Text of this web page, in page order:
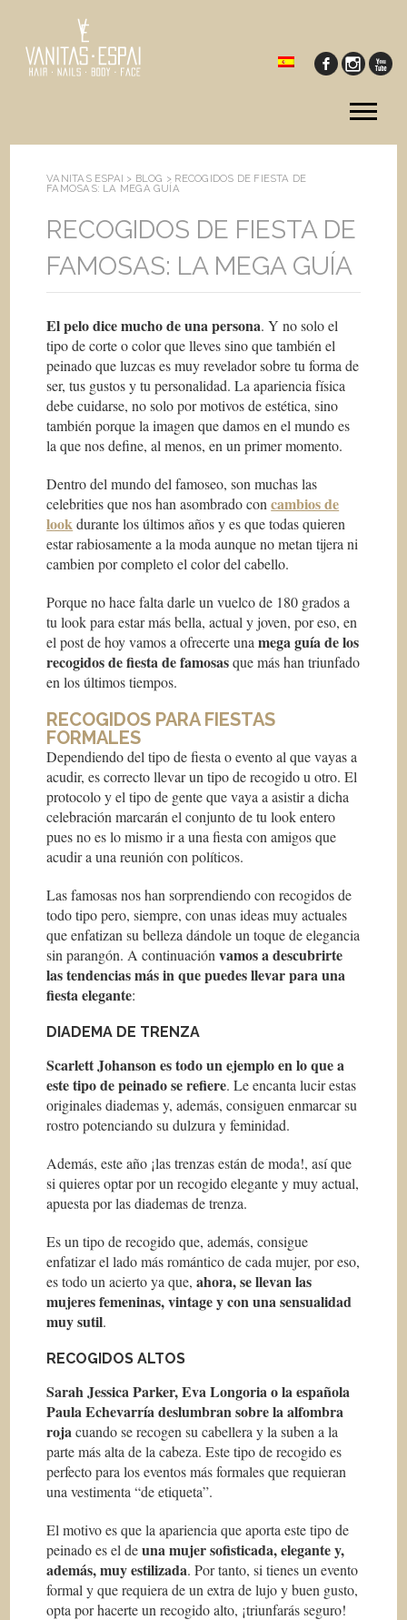
VANITAS ESPAI > BLOG > RECOGIDOS DE FIESTA DE
FAMOSAS: LA MEGA GUÍA
RECOGIDOS DE FIESTA DE
FAMOSAS: LA MEGA GUÍA
El pelo dice mucho de una persona. Y no solo el
tipo de corte o color que lleves sino que también el
peinado que luzcas es muy revelador sobre tu forma de
ser, tus gustos y tu personalidad. La apariencia física
debe cuidarse, no solo por motivos de estética, sino
también porque la imagen que damos en el mundo es
la que nos define, al menos, en un primer momento.
Dentro del mundo del famoseo, son muchas las
celebritiesque nos han asombrado concambios de
lookdurante los últimos años y es que todas quieren
estar rabiosamente a la moda aunque no metan tijera ni
cambien por completo el color del cabello.
Porque no hace falta darle un vuelco de 180 grados a
tu look para estar más bella, actual y joven, por eso, en
el post de hoy vamos a ofrecerte unamega guía de los
recogidos de fiesta de famosasque más han triunfado
en los últimos tiempos.
RECOGIDOS PARA FIESTAS
FORMALES
Dependiendo del tipo de fiesta o evento al que vayas a
acudir, es correcto llevar un tipo de recogido u otro. El
protocolo y el tipo de gente que vaya a asistir a dicha
celebración marcarán el conjunto de tu look entero
pues no es lo mismo ir a una fiesta con amigos que
acudir a una reunión con políticos.
Las famosas nos han sorprendiendo con recogidos de
todo tipo pero, siempre, con unas ideas muy actuales
que enfatizan su belleza dándole un toque de elegancia
sin parangón. A continuaciónvamos a descubrirte
las tendencias másinque puedes llevar para una
fiesta elegante:
DIADEMA DE TRENZA
Scarlett Johanson es todo un ejemplo en lo que a
este tipo de peinado se refiere. Le encanta lucir estas
originales diademas y, además, consiguen enmarcar su
rostro potenciando su dulzura y feminidad.
Además, este año ¡las trenzas están de moda!, así que
si quieres optar por un recogido elegante y muy actual,
apuesta por las diademas de trenza.
Es un tipo de recogido que, además, consigue
enfatizar el lado más romántico de cada mujer, por eso,
es todo un acierto ya que,ahora, se llevan las
mujeres femeninas, vintage y con una sensualidad
muy sutil.
RECOGIDOS ALTOS
Sarah Jessica Parker, Eva Longoria o la española
Paula Echevarría deslumbran sobre la alfombra
rojacuando se recogen su cabellera y la suben a la
parte más alta de la cabeza. Este tipo de recogido es
perfecto para los eventos más formales que requieran
una vestimenta “de etiqueta”.
El motivo es que la apariencia que aporta este tipo de
peinado es el deuna mujer sofisticada, elegante y,
además, muy estilizada. Por tanto, si tienes un evento
formal y que requiera de un extra de lujo y buen gusto,
opta por hacerte un recogido alto, ¡triunfarás seguro!